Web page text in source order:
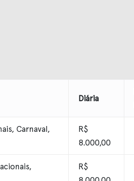
Diária
Carnaval,
R$
8.000,00
R$